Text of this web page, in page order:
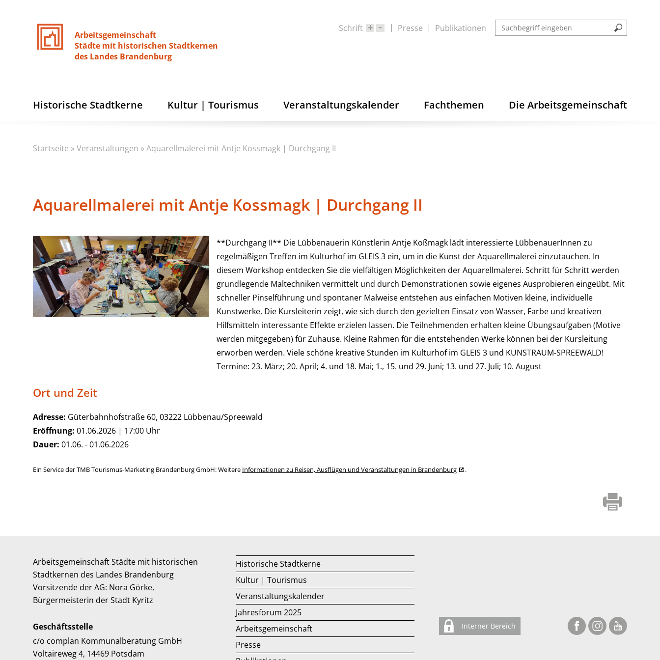
Arbeitsgemeinschaft
Städte mit historischen Stadtkernen
des Landes Brandenburg
Schrift Presse Publikationen
Historische Stadtkerne Kultur | Tourismus Veranstaltungskalender Fachthemen Die Arbeitsgemeinschaft
Startseite »Veranstaltungen »Aquarellmalerei mit Antje Kossmagk | Durchgang II
Aquarellmalerei mit Antje Kossmagk | Durchgang II
**Durchgang II** Die Lübbenauerin Künstlerin Antje Koßmagk lädt interessierte LübbenauerInnen zu
regelmäßigen Treffen im Kulturhof im GLEIS 3 ein, um in die Kunst der Aquarellmalerei einzutauchen. In
diesem Workshop entdecken Sie die vielfältigen Möglichkeiten der Aquarellmalerei. Schritt für Schritt werden
grundlegende Maltechniken vermittelt und durch Demonstrationen sowie eigenes Ausprobieren eingeübt. Mit
schneller Pinselführung und spontaner Malweise entstehen aus einfachen Motiven kleine, individuelle
Kunstwerke. Die Kursleiterin zeigt, wie sich durch den gezielten Einsatz von Wasser, Farbe und kreativen
Hilfsmitteln interessante Effekte erzielen lassen. Die Teilnehmenden erhalten kleine Übungsaufgaben (Motive
werden mitgegeben) für Zuhause. Kleine Rahmen für die entstehenden Werke können bei der Kursleitung
erworben werden. Viele schöne kreative Stunden im Kulturhof im GLEIS 3 und KUNSTRAUM-SPREEWALD!
Termine: 23. März; 20. April; 4. und 18. Mai; 1., 15. und 29. Juni; 13. und 27. Juli; 10. August
Ort und Zeit
Adresse: Güterbahnhofstraße 60, 03222 Lübbenau/Spreewald
Eröffnung: 01.06.2026 | 17:00 Uhr
Dauer: 01.06. - 01.06.2026
Ein Service der TMB Tourismus-Marketing Brandenburg GmbH: Weitere Informationen zu Reisen, Ausflügen und Veranstaltungen in Brandenburg .
Arbeitsgemeinschaft Städte mit historischen
Stadtkernen des Landes Brandenburg
Vorsitzende der AG: Nora Görke,
Bürgermeisterin der Stadt Kyritz
Geschäftsstelle
c/o complan Kommunalberatung GmbH
Voltaireweg 4, 14469 Potsdam
Historische Stadtkerne
Kultur | Tourismus
Veranstaltungskalender
Jahresforum 2025
Arbeitsgemeinschaft
Presse
Interner Bereich